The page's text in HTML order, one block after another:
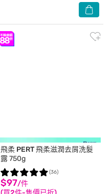
飛柔 PERT飛柔滋潤去屑洗髮
露 750g
$97/件
(36)